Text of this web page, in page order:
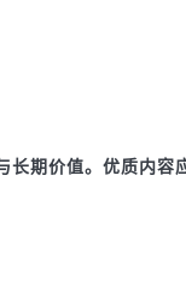
期价值。优质内容